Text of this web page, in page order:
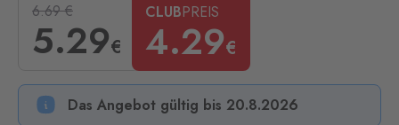
6.69€
5.29€
CLUBPREIS
4.29€
Das Angebot gültig bis 20.8.2026